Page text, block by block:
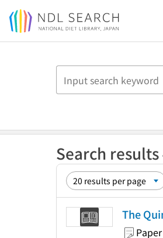
Jump to main content
Search results
The
Paper